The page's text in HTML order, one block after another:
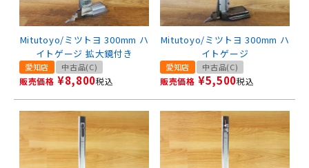
Mitutoyo/ミツトヨ 300mm ハ
イトゲージ 拡大鏡付き
愛知店 中古品(C)
販売価格 ¥8,800税込
Mitutoyo/ミツトヨ 300mm ハ
イトゲージ
愛知店 中古品(C)
販売価格 ¥5,500税込